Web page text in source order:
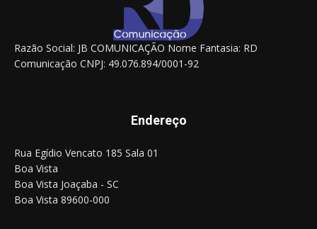
Razão Social: JB COMUNICAÇÃO Nome Fantasia: RD
Comunicação CNPJ: 49.076.894/0001-92
Endereço
Rua Egídio Vencato 185 Sala 01
Boa Vista
Boa Vista Joaçaba - SC
Boa Vista 89600-000